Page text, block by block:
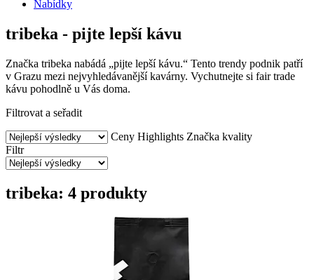
Nabídky
tribeka - pijte lepší kávu
Značka tribeka nabádá „pijte lepší kávu.“ Tento trendy podnik patří
v Grazu mezi nejvyhledávanější kavárny. Vychutnejte si fair trade
kávu pohodlně u Vás doma.
Filtrovat a seřadit
Ceny Highlights Značka kvality
Filtr
tribeka: 4 produkty